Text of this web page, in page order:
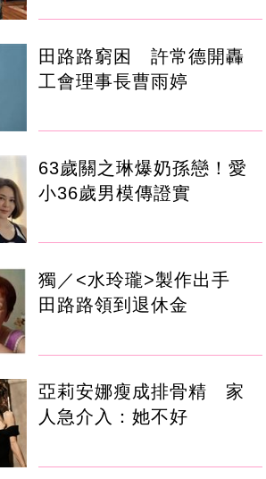
田路路窮困 許常德開轟
工會理事長曹雨婷
63歲關之琳爆奶孫戀！愛
小36歲男模傳證實
獨／<水玲瓏>製作出手
田路路領到退休金
亞莉安娜瘦成排骨精 家
人急介入：她不好